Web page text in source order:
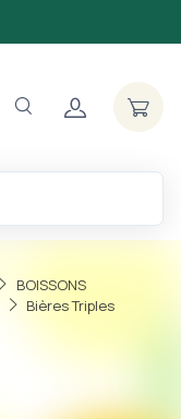
BOISSONS
Bières Triples